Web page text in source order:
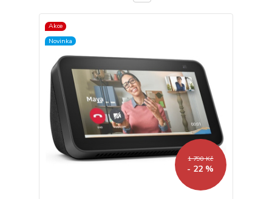
Akce
Novinka
1 790 Kč
- 22 %